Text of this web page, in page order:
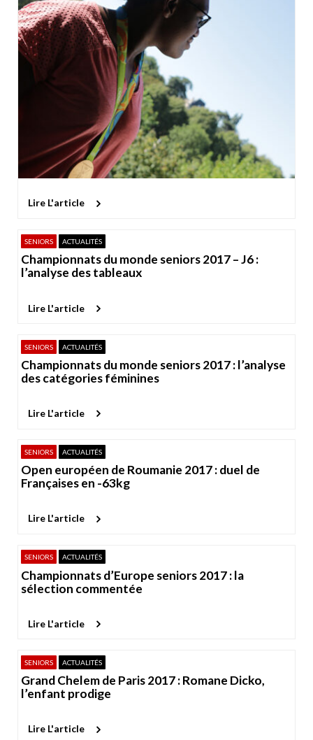
Lire L'article
SENIORS ACTUALITÉS
Championnats du monde seniors 2017 – J6 :
l’analyse des tableaux
Lire L'article
SENIORS ACTUALITÉS
Championnats du monde seniors 2017 : l’analyse
des catégories féminines
Lire L'article
SENIORS ACTUALITÉS
Open européen de Roumanie 2017 : duel de
Françaises en -63kg
Lire L'article
SENIORS ACTUALITÉS
Championnats d’Europe seniors 2017 : la
sélection commentée
Lire L'article
SENIORS ACTUALITÉS
Grand Chelem de Paris 2017 : Romane Dicko,
l’enfant prodige
Lire L'article